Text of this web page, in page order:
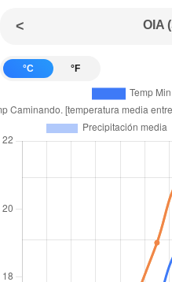
< OIA
°C °F